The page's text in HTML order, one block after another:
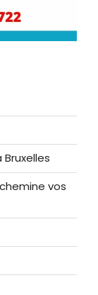
vos